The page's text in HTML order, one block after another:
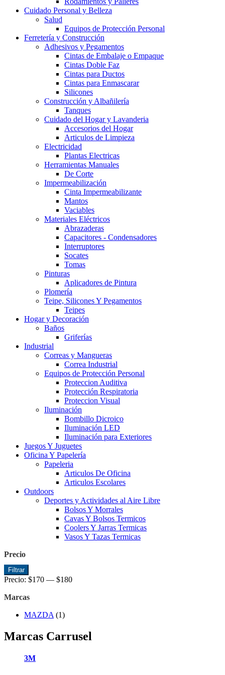
Cuidado Personal y Belleza
Salud
Equipos de Protección Personal
Ferretería y Construcción
Adhesivos y Pegamentos
Cintas de Embalaje o Empaque
Cintas Doble Faz
Cintas para Ductos
Cintas para Enmascarar
Silicones
Construcción y Albañilería
Tanques
Cuidado del Hogar y Lavanderia
Accesorios del Hogar
Articulos de Limpieza
Electricidad
Plantas Electricas
Herramientas Manuales
De Corte
Impermeabilización
Cinta Impermeabilizante
Mantos
Vaciables
Materiales Eléctricos
Abrazaderas
Capacitores - Condensadores
Interruptores
Socates
Tomas
Pinturas
Aplicadores de Pintura
Plomería
Teipe, Silicones Y Pegamentos
Teipes
Hogar y Decoración
Baños
Griferías
Industrial
Correas y Mangueras
Correa Industrial
Equipos de Protección Personal
Proteccion Auditiva
Protección Respiratoria
Proteccion Visual
Iluminación
Bombillo Dicroico
Iluminación LED
Iluminación para Exteriores
Juegos Y Juguetes
Oficina Y Papelería
Papeleria
Articulos De Oficina
Articulos Escolares
Outdoors
Deportes y Actividades al Aire Libre
Bolsos Y Morrales
Cavas Y Bolsos Termicos
Coolers Y Jarras Termicas
Vasos Y Tazas Termicas
Precio
Precio
mínimo
Precio
máximo
Filtrar
Precio: $170 — $180
Marcas
MAZDA (1)
Marcas Carrusel
3M